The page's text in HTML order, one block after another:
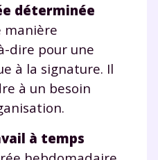
déterminée
manière
dire pour une
à la signature. Il
à un besoin
à temps